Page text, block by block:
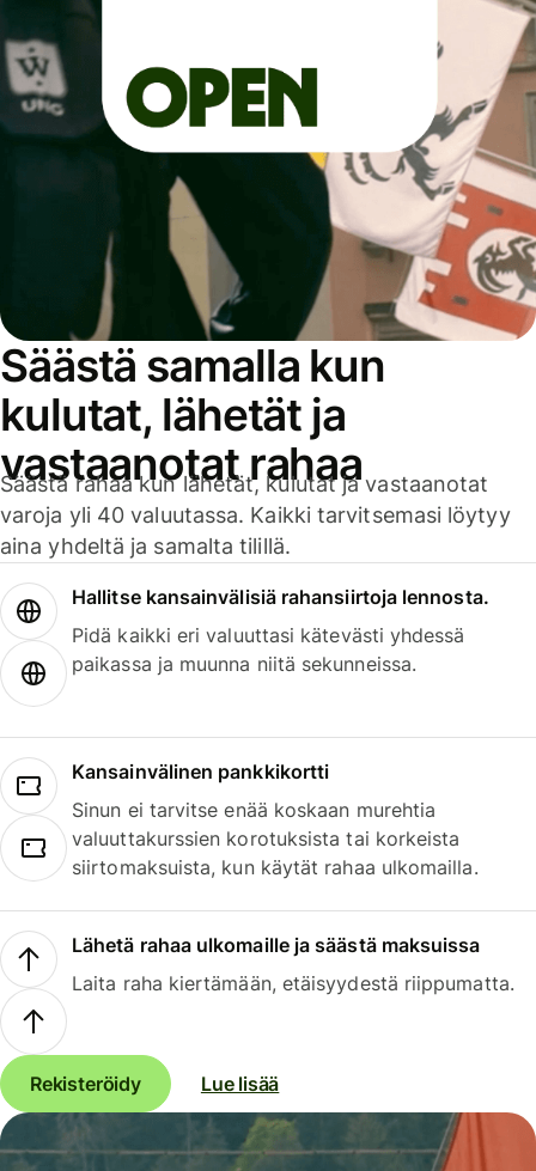
Säästä samalla kun
kulutat, lähetät ja
vastaanotat rahaa
Säästä rahaa kun lähetät, kulutat ja vastaanotat
varoja yli 40 valuutassa. Kaikki tarvitsemasi löytyy
aina yhdeltä ja samalta tilillä.
Hallitse kansainvälisiä rahansiirtoja lennosta.
Pidä kaikki eri valuuttasi kätevästi yhdessä
paikassa ja muunna niitä sekunneissa.
Kansainvälinen pankkikortti
Sinun ei tarvitse enää koskaan murehtia
valuuttakurssien korotuksista tai korkeista
siirtomaksuista, kun käytät rahaa ulkomailla.
Lähetä rahaa ulkomaille ja säästä maksuissa
Laita raha kiertämään, etäisyydestä riippumatta.
Rekisteröidy Lue lisää